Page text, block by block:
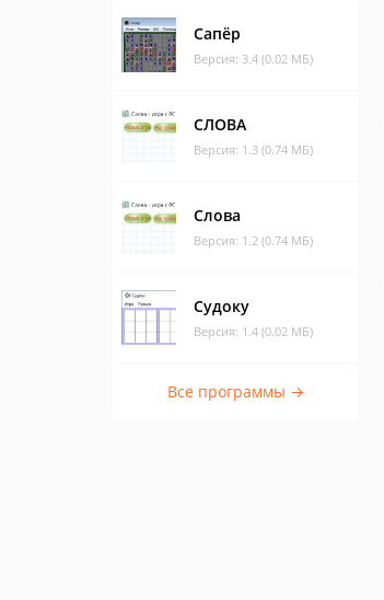
Сапёр
Версия: 3.4 (0.02 МБ)
СЛОВА
Версия: 1.3 (0.74 МБ)
Слова
Версия: 1.2 (0.74 МБ)
Судоку
Версия: 1.4 (0.02 МБ)
Все программы →